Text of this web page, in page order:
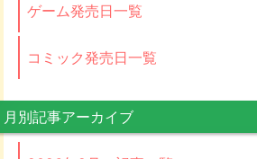
ゲーム発売日一覧
コミック発売日一覧
月別記事アーカイブ